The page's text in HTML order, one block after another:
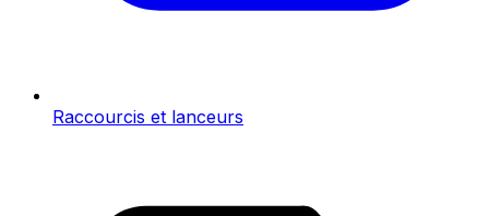
Raccourcis et lanceurs